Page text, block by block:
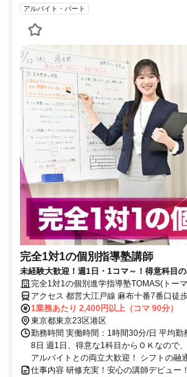
アルバイト・パート
完全1対1の個別指導塾講師
未経験大歓迎！週1日・1コマ～！得意科目
が就活にも役立つと大好評！
完全1対1の個別進学指導塾TOMAS(トー
アクセス 都営大江戸線 麻布十番7番口徒
橋中之橋口徒歩約11分、東京メトロ日比
1業務あたり 2,400円以上（コマ 90分）
東京都東京23区港区
勤務時間 実働時間：1時間30分/日 平均勤
8日 週1日、得意な1科目からＯＫなので
アルバイトとの両立大歓迎！ シフトの融
仕事内容 研修充実！安心の講師デビュ